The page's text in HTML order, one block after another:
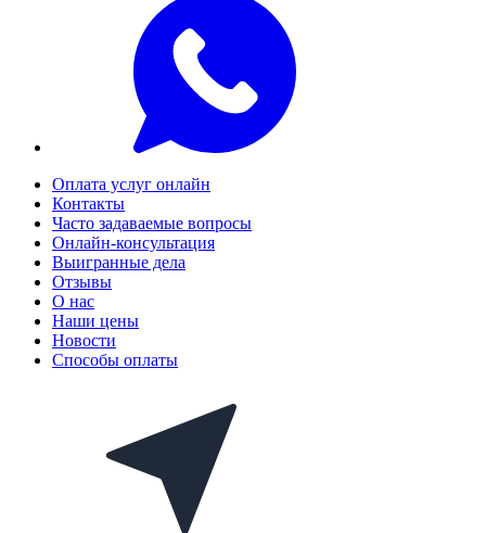
Оплата услуг онлайн
Контакты
Часто задаваемые вопросы
Онлайн-консультация
Выигранные дела
Отзывы
О нас
Наши цены
Новости
Способы оплаты